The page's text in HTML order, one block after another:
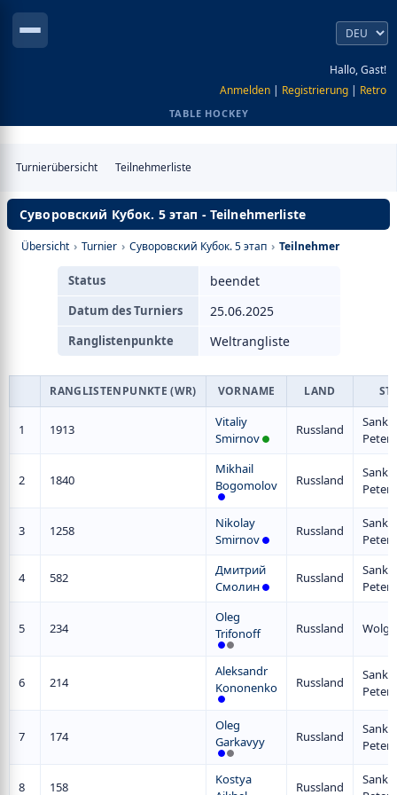
Hallo, Gast!
Anmelden | Registrierung | Retro
TABLE HOCKEY
Turnierübersicht Teilnehmerliste
Суворовский Кубок. 5 этап - Teilnehmerliste
Übersicht › Turnier › Суворовский Кубок. 5 этап › Teilnehmer
Status beendet
Datum des Turniers 25.06.2025
Ranglistenpunkte Weltrangliste
RANGLISTENPUNKTE (WR) VORNAME LAND
1 1913
Vitaliy
Smirnov
Russland
Sankt
2 1840
Mikhail
Bogomolov
Russland
Sankt
3 1258
Nikolay
Smirnov
Russland
Sankt
4 582
Дмитрий
Смолин
Russland
Sankt
5 234
Oleg
Trifonoff
Russland
6 214
Aleksandr
Kononenko
Russland
Sankt
7 174
Oleg
Garkavyy
Russland
Sankt
8 158
Kostya
Russland
Sankt